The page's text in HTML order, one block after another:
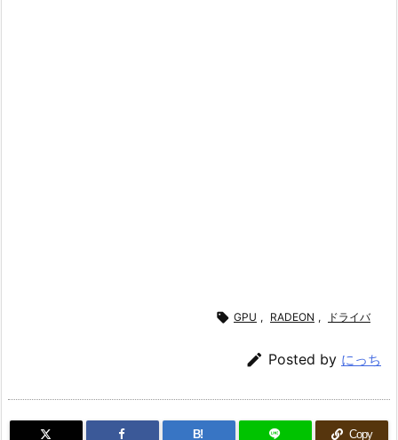
 GPU , RADEON , ドライバ
 Posted by にっち
B! Copy